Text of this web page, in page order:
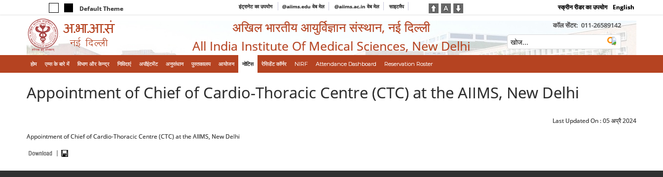
Default Theme इंट्रानेट का उपयोग @aiims.edu वेब मेल @aiims.ac.in वेब मेल साइटमैप स्क्रीन रीडर का उपयोग English
अखिल भारतीय आयुर्विज्ञान संस्थान, नई दिल्ली
All India Institute Of Medical Sciences, New Delhi
कॉल सेंटर: 011-26589142
होम एम्‍स के बारे में विभाग और केन्‍द्र निविदाएं अपॉइंटमेंट अनुसंधान पुस्तकालय आयोजन नोटिस रेसिडेंट कॉर्नर NIRF Attendance Dashboard Reservation Roster
Appointment of Chief of Cardio-Thoracic Centre (CTC) at the AIIMS, New Delhi
Last Updated On :05 अप्रै 2024
Appointment of Chief of Cardio-Thoracic Centre (CTC) at the AIIMS, New Delhi